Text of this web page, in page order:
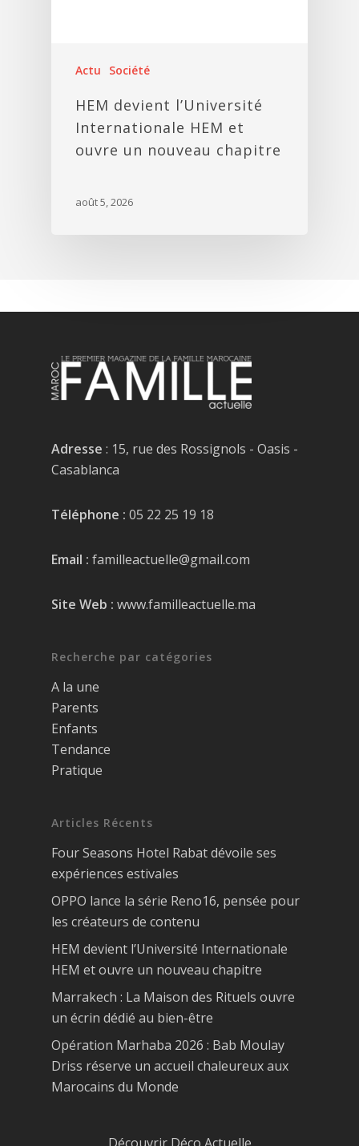
Actu Société
HEM devient l’Université
Internationale HEM et
ouvre un nouveau chapitre
août 5, 2026
Adresse : 15, rue des Rossignols - Oasis -
Casablanca
Téléphone : 05 22 25 19 18
Email : familleactuelle@gmail.com
Site Web : www.familleactuelle.ma
Recherche par catégories
A la une
Parents
Enfants
Tendance
Pratique
Articles Récents
Four Seasons Hotel Rabat dévoile ses
expériences estivales
OPPO lance la série Reno16, pensée pour
les créateurs de contenu
HEM devient l’Université Internationale
HEM et ouvre un nouveau chapitre
Marrakech : La Maison des Rituels ouvre
un écrin dédié au bien-être
Opération Marhaba 2026 : Bab Moulay
Driss réserve un accueil chaleureux aux
Marocains du Monde